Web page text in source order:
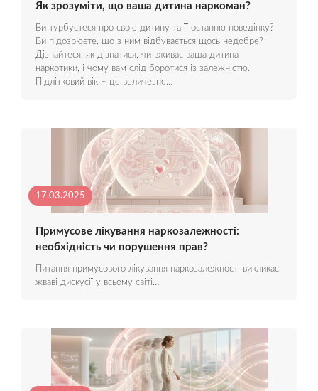
Як зрозуміти, що ваша дитина наркоман?
Ви турбуєтеся про свою дитину та її останню поведінку?
Ви підозрюєте, що з ним відбувається щось недобре?
Дізнайтеся, як дізнатися, чи вживає ваша дитина
наркотики, і чому вам слід боротися із залежністю.
Підлітковий вік – це величезне…
17.03.2025
Примусове лікування наркозалежності:
необхідність чи порушення прав?
Питання примусового лікування наркозалежності викликає
жваві дискусії у всьому світі…